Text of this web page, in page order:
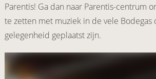
Parentis! Ga dan naar Parentis-centrum
te zetten met muziek in de vele Bodegas
gelegenheid geplaatst zijn.